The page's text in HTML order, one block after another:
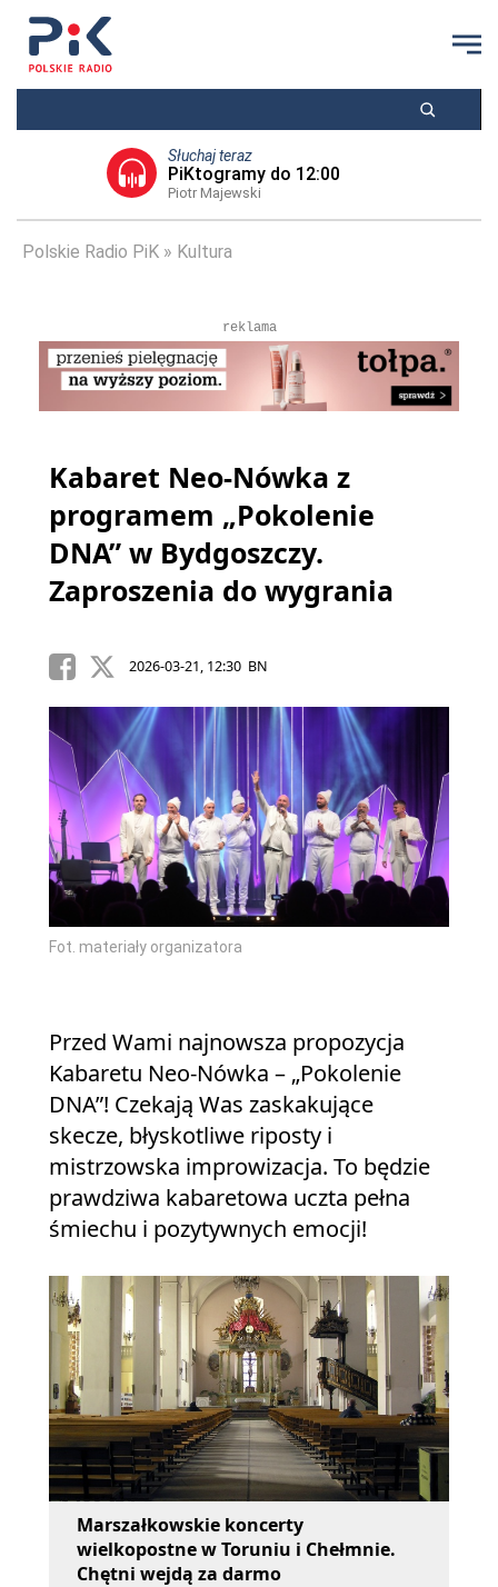
Słuchaj teraz
PiKtogramy do 12:00
Piotr Majewski
Polskie Radio PiK Kultura
reklama
Kabaret Neo-Nówka z
programem „Pokolenie
DNA” w Bydgoszczy.
Zaproszenia do wygrania
2026-03-21, 12:30 BN
Fot. materiały organizatora
Przed Wami najnowsza propozycja
Kabaretu Neo-Nówka – „Pokolenie
DNA”! Czekają Was zaskakujące
skecze, błyskotliwe riposty i
mistrzowska improwizacja. To będzie
prawdziwa kabaretowa uczta pełna
śmiechu i pozytywnych emocji!
Marszałkowskie koncerty
wielkopostne w Toruniu i Chełmnie.
Chętni wejdą za darmo